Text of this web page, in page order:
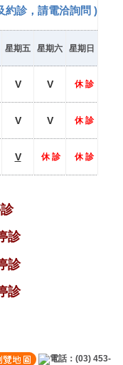
約診，請電洽詢問 )
星期五 星期六 星期日
V V 休 診
V V 休 診
V 休 診 休 診
診
診
診
電話：(03) 453-